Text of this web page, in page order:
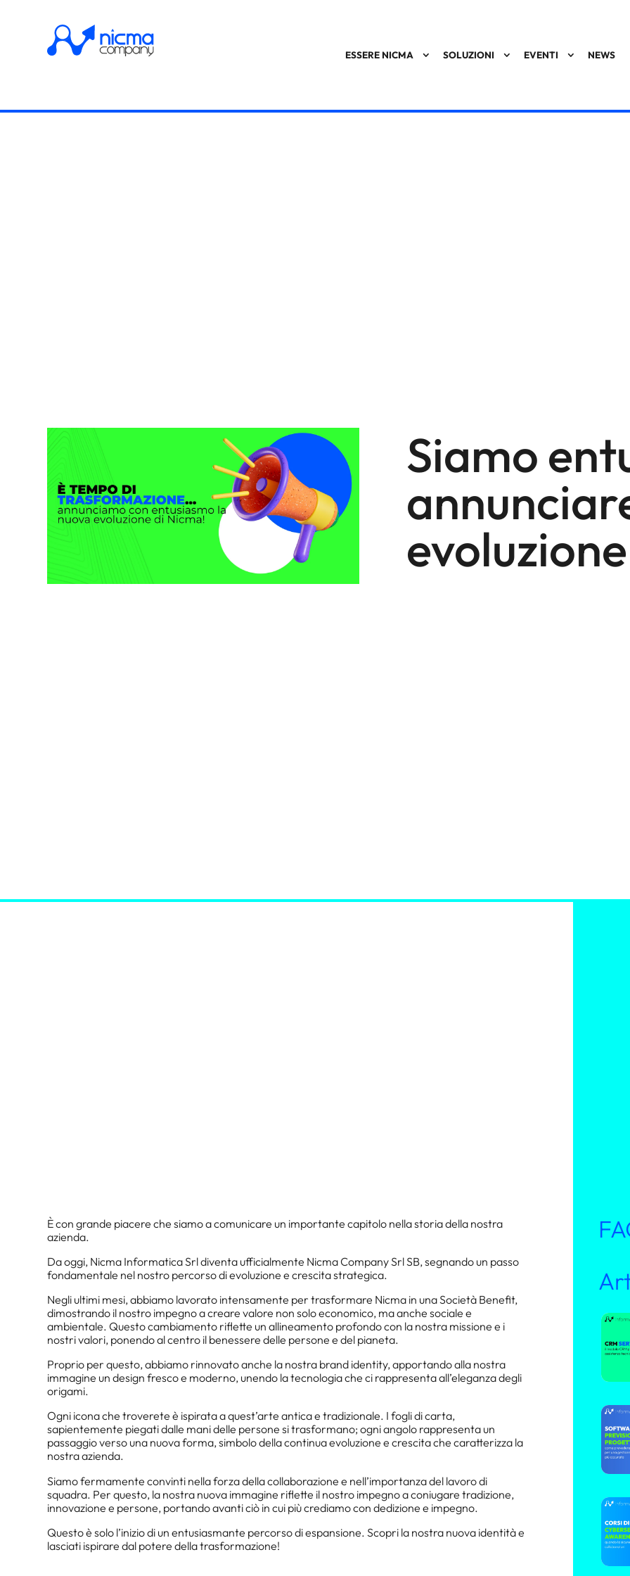
ESSERE NICMA SOLUZIONI EVENTI NEWS
Siamo
È con grande piacere che siamo a comunicare un importante capitolo nella storia della nostra
azienda.
Da oggi, Nicma Informatica Srl diventa ufficialmente Nicma Company Srl SB, segnando un passo
fondamentale nel nostro percorso di evoluzione e crescita strategica.
Negli ultimi mesi, abbiamo lavorato intensamente per trasformare Nicma in una Società Benefit,
dimostrando il nostro impegno a creare valore non solo economico, ma anche sociale e
ambientale. Questo cambiamento riflette un allineamento profondo con la nostra missione e i
nostri valori, ponendo al centro il benessere delle persone e del pianeta.
Proprio per questo, abbiamo rinnovato anche la nostra brand identity, apportando alla nostra
immagine un design fresco e moderno, unendo la tecnologia che ci rappresenta all’eleganza degli
origami.
Ogni icona che troverete è ispirata a quest’arte antica e tradizionale. I fogli di carta,
sapientemente piegati dalle mani delle persone si trasformano; ogni angolo rappresenta un
passaggio verso una nuova forma, simbolo della continua evoluzione e crescita che caratterizza la
nostra azienda.
Siamo fermamente convinti nella forza della collaborazione e nell’importanza del lavoro di
squadra. Per questo, la nostra nuova immagine riflette il nostro impegno a coniugare tradizione,
innovazione e persone, portando avanti ciò in cui più crediamo con dedizione e impegno.
Questo è solo l’inizio di un entusiasmante percorso di espansione. Scopri la nostra nuova identità e
lasciati ispirare dal potere della trasformazione!